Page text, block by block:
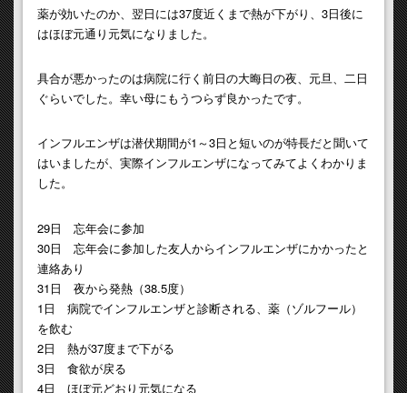
薬が効いたのか、翌日には37度近くまで熱が下がり、3日後に
はほぼ元通り元気になりました。
具合が悪かったのは病院に行く前日の大晦日の夜、元旦、二日
ぐらいでした。幸い母にもうつらず良かったです。
インフルエンザは潜伏期間が1～3日と短いのが特長だと聞いて
はいましたが、実際インフルエンザになってみてよくわかりま
した。
29日 忘年会に参加
30日 忘年会に参加した友人からインフルエンザにかかったと
連絡あり
31日 夜から発熱（38.5度）
1日 病院でインフルエンザと診断される、薬（ゾルフール）
を飲む
2日 熱が37度まで下がる
3日 食欲が戻る
4日 ほぼ元どおり元気になる